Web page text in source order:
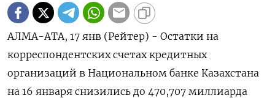
АЛМА-АТА, 17 янв (Рейтер) - Остатки на
корреспондентских счетах кредитных
организаций в Национальном банке Казахстана
на 16 января снизились до 470,707 миллиарда